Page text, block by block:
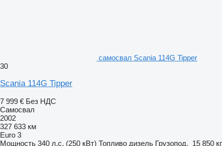
самосвал Scania 114G Tipper
30
Scania 114G Tipper
7 999 € Без НДС
Самосвал
2002
327 633 км
Euro 3
Мощность 340 л.с. (250 кВт) Топливо дизель Грузопод. 15 850 кг